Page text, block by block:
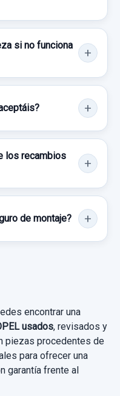
si no funciona
los recambios
de montaje?
encontrar una
usados, revisados y
piezas procedentes de
para ofrecer una
garantía frente al